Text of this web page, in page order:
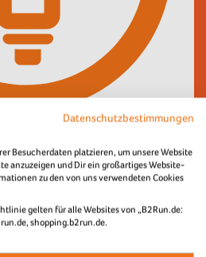
vom Teamcapitain abgeholt.
Datum der
werden rechtzeitig auf der
Alternativ kann der
sowie Verzehrbons über
Onlineshop dazu gebucht
Datenschutzbestimmungen
Besucherdaten platzieren, um unsere Website
anzuzeigen und Dir ein großartiges Website-
zu den von uns verwendeten Cookies
gelten für alle Websites von „B2Run.de:
shopping.b2run.de.